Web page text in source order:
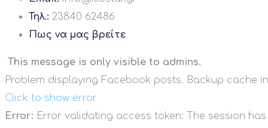
Τηλ.: 23840 62486
Πως να μας βρείτε
This message is only visible to admins.
Problem displaying Facebook posts. Backup cache
Click to show error
Error: Error validating access token: The session